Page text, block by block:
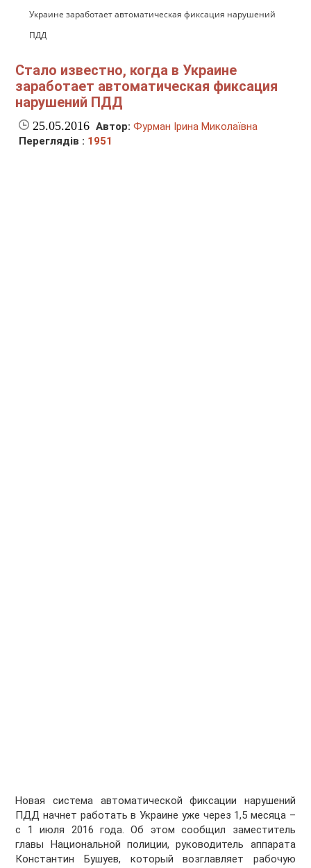
Украине заработает автоматическая фиксация нарушений
ПДД
Стало известно, когда в Украине
заработает автоматическая фиксация
нарушений ПДД
25.05.2016 Автор: Фурман Ірина Миколаївна
Переглядів : 1951
Новая система автоматической фиксации нарушений
ПДД начнет работать в Украине уже через 1,5 месяца –
с 1 июля 2016 года. Об этом сообщил заместитель
главы Национальной полиции, руководитель аппарата
Константин Бушуев, который возглавляет рабочую